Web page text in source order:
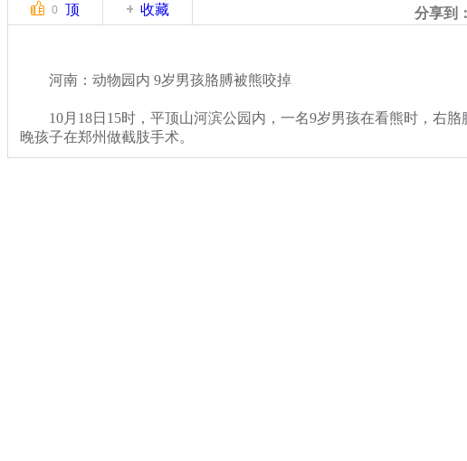
0 顶 收藏 分享到：
河南：动物园内 9岁男孩胳膊被熊咬掉
10月18日15时，平顶山河滨公园内，一名9岁男孩在看熊时，右胳
晚孩子在郑州做截肢手术。